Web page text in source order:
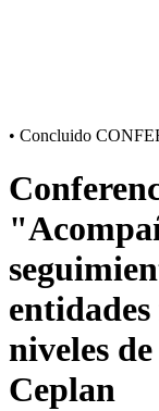
• Concluido
niveles
Ceplan